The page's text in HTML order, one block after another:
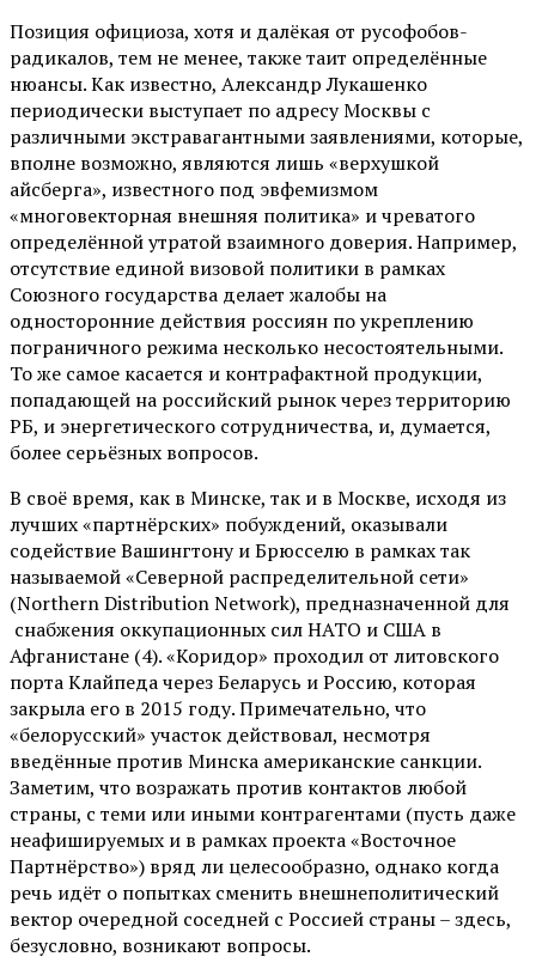
Позиция официоза, хотя и далёкая от русофобов-
радикалов, тем не менее, также таит определённые
нюансы. Как известно, Александр Лукашенко
периодически выступает по адресу Москвы с
различными экстравагантными заявлениями, которые,
вполне возможно, являются лишь «верхушкой
айсберга», известного под эвфемизмом
«многовекторная внешняя политика» и чреватого
определённой утратой взаимного доверия. Например,
отсутствие единой визовой политики в рамках
Союзного государства делает жалобы на
односторонние действия россиян по укреплению
пограничного режима несколько несостоятельными.
То же самое касается и контрафактной продукции,
попадающей на российский рынок через территорию
РБ, и энергетического сотрудничества, и, думается,
более серьёзных вопросов.
В своё время, как в Минске, так и в Москве, исходя из
лучших «партнёрских» побуждений, оказывали
содействие Вашингтону и Брюсселю в рамках так
называемой «Северной распределительной сети»
(Northern Distribution Network), предназначенной для
снабжения оккупационных сил НАТО и США в
Афганистане (4). «Коридор» проходил от литовского
порта Клайпеда через Беларусь и Россию, которая
закрыла его в 2015 году. Примечательно, что
«белорусский» участок действовал, несмотря
введённые против Минска американские санкции.
Заметим, что возражать против контактов любой
страны, с теми или иными контрагентами (пусть даже
неафишируемых и в рамках проекта «Восточное
Партнёрство») вряд ли целесообразно, однако когда
речь идёт о попытках сменить внешнеполитический
вектор очередной соседней с Россией страны – здесь,
безусловно, возникают вопросы.